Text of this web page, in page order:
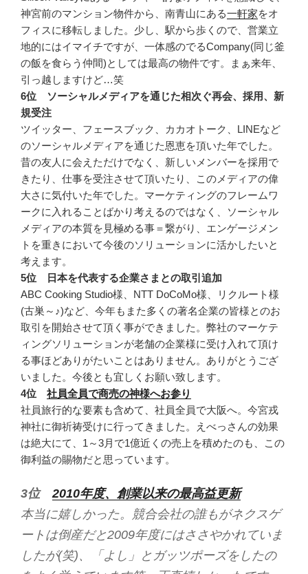
神宮前のマンション物件から、南青山にある一軒家をオ
フィスに移転しました。少し、駅から歩くので、営業立
地的にはイマイチですが、一体感のでるCompany(同じ釜
の飯を食らう仲間)としては最高の物件です。まぁ来年、
引っ越しますけど…笑
6位 ソーシャルメディアを通じた相次ぐ再会、採用、新
規受注
ツイッター、フェースブック、カカオトーク、LINEなど
のソーシャルメディアを通じた恩恵を頂いた年でした。
昔の友人に会えただけでなく、新しいメンバーを採用で
きたり、仕事を受注させて頂いたり、このメディアの偉
大さに気付いた年でした。マーケティングのフレームワ
ークに入れることばかり考えるのではなく、ソーシャル
メディアの本質を見極める事＝繋がり、エンゲージメン
トを重きにおいて今後のソリューションに活かしたいと
考えます。
5位 日本を代表する企業さまとの取引追加
ABC Cooking Studio様、NTT DoCoMo様、リクルート様
(古巣～♪)など、今年もまた多くの著名企業の皆様とのお
取引を開始させて頂く事ができました。弊社のマーケテ
ィングソリューションが老舗の企業様に受け入れて頂け
る事ほどありがたいことはありません。ありがとうござ
いました。今後とも宜しくお願い致します。
4位 社員全員で商売の神様へお参り
社員旅行的な要素も含めて、社員全員で大阪へ。今宮戎
神社に御祈祷受けに行ってきました。えべっさんの効果
は絶大にて、1～3月で1億近くの売上を積めたのも、この
御利益の賜物だと思っています。
3位2010年度、創業以来の最高益更新
本当に嬉しかった。競合会社の誰もがネクスゲ
ートは倒産だと2009年度にはささやかれていま
したが(笑)、「よし」とガッツポーズをしたの